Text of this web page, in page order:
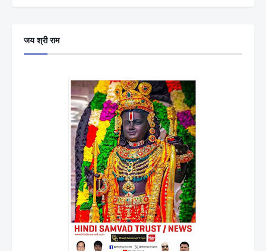
जय श्री राम